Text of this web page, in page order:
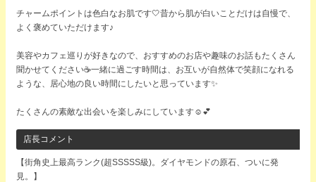
チャームポイントは色白なお肌です🤍昔から肌が白いことだけは自慢で、
よく褒めていただけます♪
美容やカフェ巡りが好きなので、おすすめのお店や趣味のお話もたくさん
聞かせてください☕一緒に過ごす時間は、お互いが自然体で笑顔になれる
ような、居心地の良い時間にしたいと思っています✨
たくさんの素敵な出会いを楽しみにしています☺💕
店長コメント
【街角史上最高ランク(超SSSSS級)。ダイヤモンドの原石、ついに発
見。】